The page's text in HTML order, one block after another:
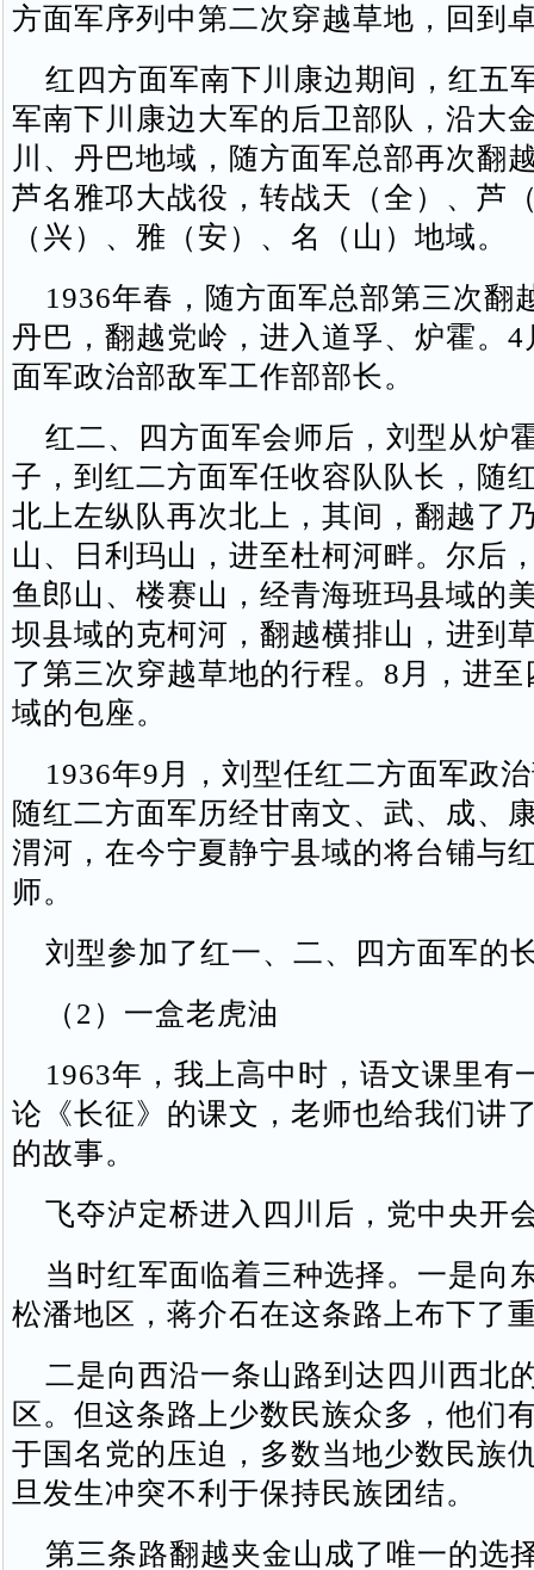
方面军序列中第二次穿越草地，回到
红四方面军南下川康边期间，红五
军南下川康边大军的后卫部队，沿大
川、丹巴地域，随方面军总部再次翻
芦名雅邛大战役，转战天（全）、芦
（兴）、雅（安）、名（山）地域。
1936年春，随方面军总部第三次翻
丹巴，翻越党岭，进入道孚、炉霍。
面军政治部敌军工作部部长。
红二、四方面军会师后，刘型从炉
子，到红二方面军任收容队队长，随
北上左纵队再次北上，其间，翻越了
山、日利玛山，进至杜柯河畔。尔后
鱼郎山、楼赛山，经青海班玛县域的
坝县域的克柯河，翻越横排山，进到
了第三次穿越草地的行程。8月，进
域的包座。
1936年9月，刘型任红二方面军政
随红二方面军历经甘南文、武、成、
渭河，在今宁夏静宁县域的将台铺与
师。
刘型参加了红一、二、四方面军的
（2）一盒老虎油
1963年，我上高中时，语文课里有
论《长征》的课文，老师也给我们讲
的故事。
飞夺泸定桥进入四川后，党中央开
当时红军面临着三种选择。一是向
松潘地区，蒋介石在这条路上布下了
二是向西沿一条山路到达四川西北
区。但这条路上少数民族众多，他们
于国名党的压迫，多数当地少数民族
旦发生冲突不利于保持民族团结。
第三条路翻越夹金山成了唯一的选